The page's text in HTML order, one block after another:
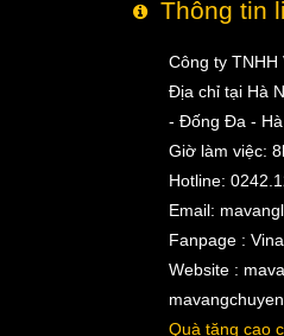
Thông tin
Công ty TNHH
Địa chỉ tại Hà
- Đống Đa - Hà
Giờ làm việc:
Hotline:
Email:
Fanpage :
Website :
Quà tặng cao